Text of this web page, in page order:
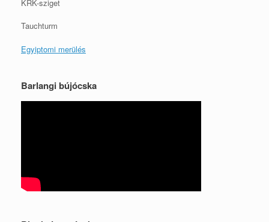
KRK-sziget
Tauchturm
Egyiptomi merülés
Barlangi bújócska